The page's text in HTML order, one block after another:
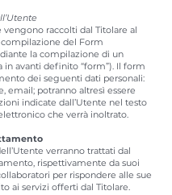
vengono raccolti dal Titolare al
del Form
la compilazione di un
in avanti definito “form”). Il form
dei seguenti dati personali:
email; potranno altresì essere
indicate dall’Utente nel testo
che verrà inoltrato.
verranno trattati dal
rispettivamente da suoi
per rispondere alle sue
ai servizi offerti dal Titolare.